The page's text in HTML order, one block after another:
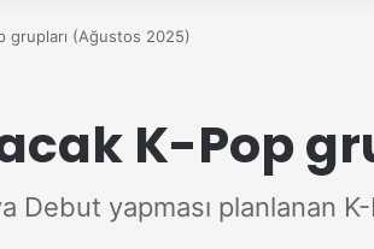
grupları (Ağustos 2025)
K-Pop
yapması planlanan